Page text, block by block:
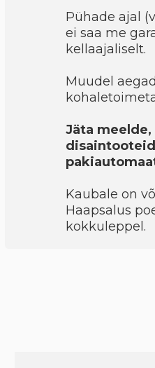
Pühade ajal
ei saa me
kellaajaliselt.
Muudel
Jäta
Kaubale on
Haapsalus
kokkuleppel.